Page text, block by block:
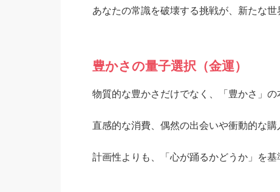
あなたの常識を破壊する挑戦が、新たな世
豊かさの量子選択（金運）
物質的な豊かさだけでなく、「豊かさ」の
直感的な消費、偶然の出会いや衝動的な購
計画性よりも、「心が踊るかどうか」を